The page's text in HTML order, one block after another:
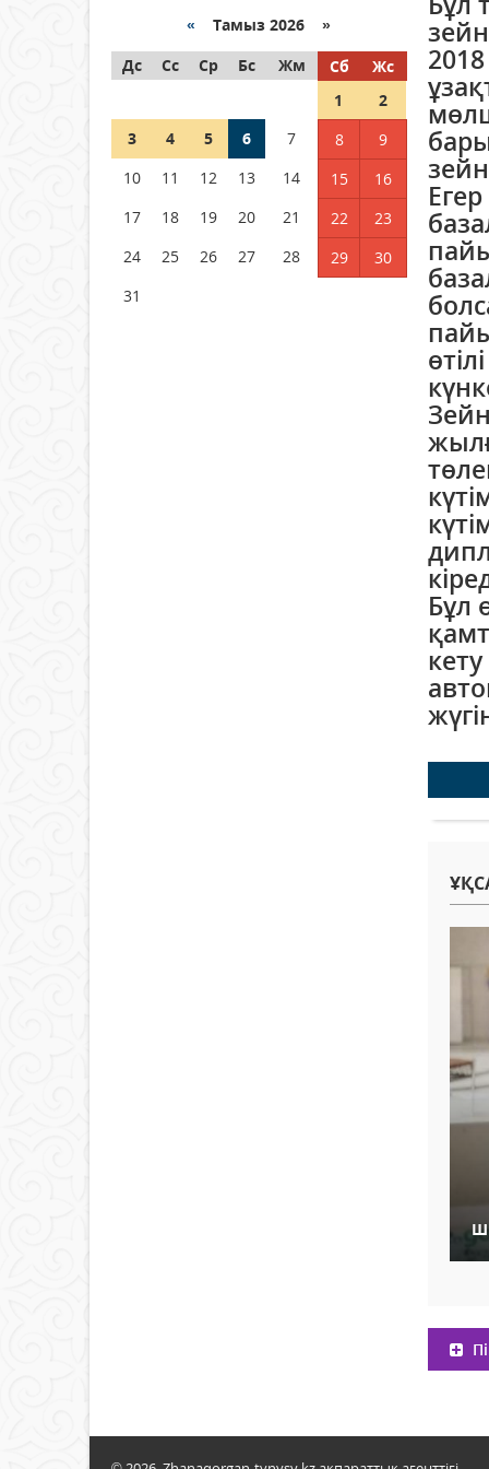
РУСЛАН РҮСТЕМҰЛЫ ОБЛЫС
ӘКІМІНІҢ КЕҢЕСШІСІ БОЛЫП
04 тамыз 2026 ж. 95
Қысқы демалыс 14 күн:
2026–2027 оқу жылына
арналған каникул кестесі
бекітілді
« Тамыз 2026 »
Дс
Сс Ср Бс Жм Сб
Жс
1
2
3
4 5 6 7 8
9
10
11 12 13 14 15
16
17
18 19 20 21 22
23
24
25 26 27 28 29
30
31
Бұл